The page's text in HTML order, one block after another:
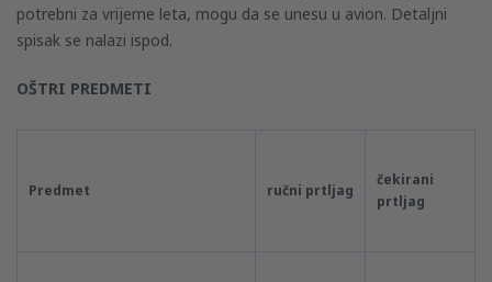
potrebni za vrijeme leta, mogu da se unesu u avion. Detaljni
spisak se nalazi ispod.
OŠTRI PREDMETI
Predmet ručni prtljag
čekirani
prtljag